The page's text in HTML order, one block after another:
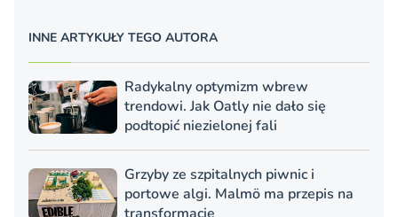
INNE ARTYKUŁY TEGO AUTORA
Radykalny optymizm wbrew
trendowi. Jak Oatly nie dało się
podtopić niezielonej fali
Grzyby ze szpitalnych piwnic i
portowe algi. Malmö ma przepis na